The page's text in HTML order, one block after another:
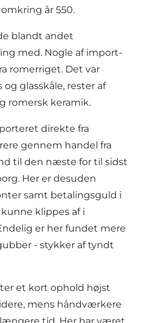
år 550.
blandt andet
med. Nogle af import-
romerriget. Det var
glasskåle, rester af
romersk keramik.
direkte fra
gennem handel fra
til den næste for til sidst
Her er desuden
samt betalingsguld i
klippes af i
er her fundet mere
- stykker af tyndt
et kort ophold højst
mens håndværkere